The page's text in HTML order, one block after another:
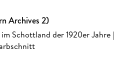
Archives 2)
Schottland der 1920er Jahre |